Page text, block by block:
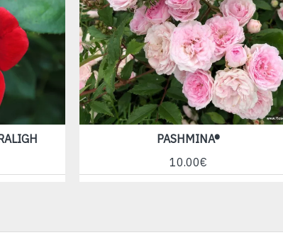
PASHMINA®
10.00€